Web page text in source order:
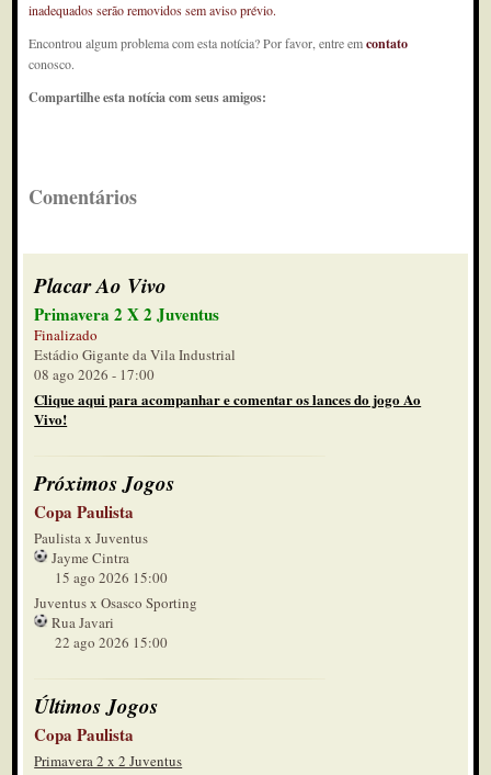
inadequados serão removidos sem aviso prévio.
Encontrou algum problema com esta notícia? Por favor, entre emcontato
conosco.
Compartilhe esta notícia com seus amigos:
Comentários
Placar Ao Vivo
Primavera 2 X 2 Juventus
Finalizado
Estádio Gigante da Vila Industrial
08 ago 2026 - 17:00
Clique aqui para acompanhar e comentar os lances do jogo Ao
Vivo!
Próximos Jogos
Copa Paulista
Paulista x Juventus
Jayme Cintra
15 ago 2026 15:00
Juventus x Osasco Sporting
Rua Javari
22 ago 2026 15:00
Últimos Jogos
Copa Paulista
Primavera 2 x 2 Juventus